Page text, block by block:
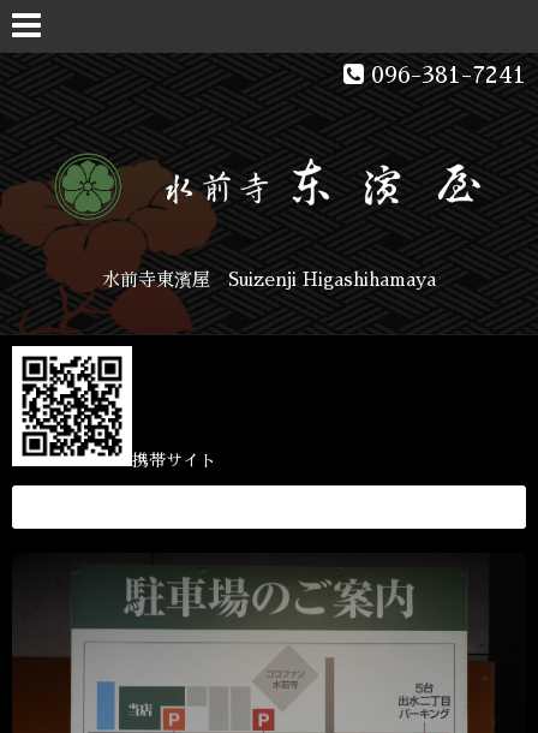
096-381-7241
水前寺東濱屋 Suizenji Higashihamaya
携帯サイト